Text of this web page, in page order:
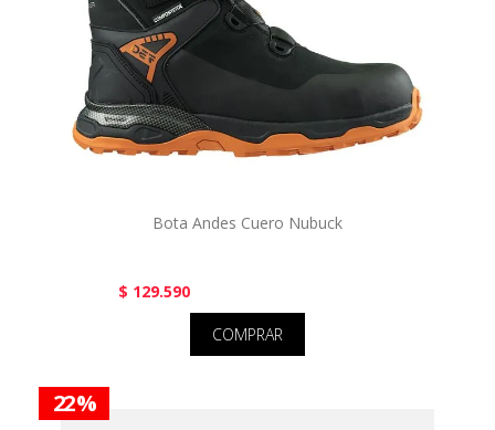
Bota Andes Cuero Nubuck
$ 129.590
COMPRAR
22 %